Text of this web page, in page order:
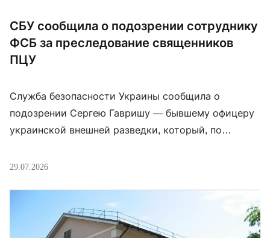
СБУ сообщила о подозрении сотруднику
ФСБ за преследование священников
ПЦУ
Служба безопасности Украины сообщила о
подозрении Сергею Гавришу — бывшему офицеру
украинской внешней разведки, который, по
«ДНР», а после начала полномасштабного
Следствие утверждает, что в 2023 году Гавриш
систематически преследовал священников
29.07.2026